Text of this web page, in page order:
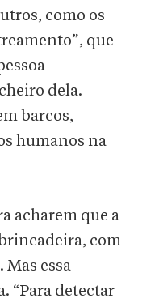
como os
que
dela.
barcos,
humanos na
acharem que a
com
Mas essa
“Para detectar